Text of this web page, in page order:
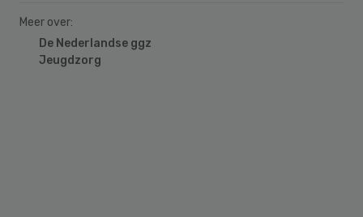
Meer over:
De Nederlandse ggz
Jeugdzorg